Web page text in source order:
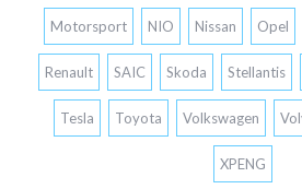
Motorsport NIO Nissan Opel
Renault SAIC Skoda Stellantis
Tesla Toyota Volkswagen
XPENG